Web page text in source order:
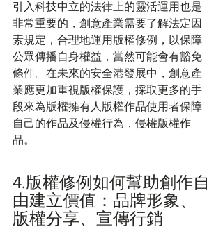
引入科技中立的法律上的靈活運用也是
非常重要的，創意產業需要了解法定因
素規定，合理地運用版權修例，以保障
公眾傳播自身權益，當然可能會有豁免
條件。在未來的安全港發展中，創意產
業應更加重視版權保護，採取更多的手
段來為版權擁有人版權作品使用者保障
自己的作品及侵權行為，侵權版權作
品。
4.版權修例如何幫助創作自
由建立價值：品牌形象、
版權分享、宣傳行銷